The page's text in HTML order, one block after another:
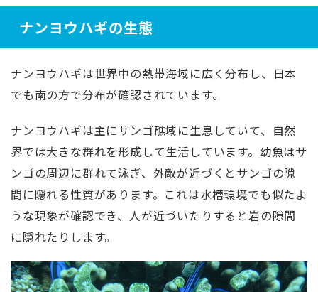
ナンヨウハギの生態
ナンヨウハギは世界中の熱帯海域に広く分布し、日本
でも南の方で分布が確認されています。
ナンヨウハギは主にサンゴ礁域に生息していて、自然
界では大きな群れを形成して生活しています。幼魚はサ
ンゴの周辺に群れて泳ぎ、外敵が近づくとサンゴの隙
間に隠れる性質があります。これは水槽環境でも似たよ
うな現象が確認でき、人が近づいたりすると岩の隙間
に隠れたりします。